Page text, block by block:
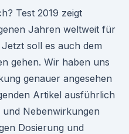
Test 2019 zeigt
Jahren weltweit für
soll es auch dem
gehen. Wir haben uns
genauer angesehen
Artikel ausführlich
Nebenwirkungen
Dosierung und